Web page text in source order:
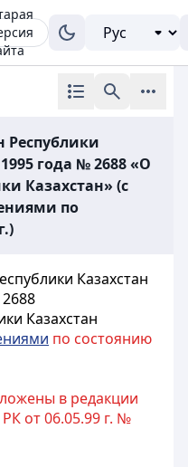
Республики
года № 2688 «О
Казахстан» (с
по
Казахстан
Казахстан
по состоянию
в редакции
РК от 06.05.99 г. №